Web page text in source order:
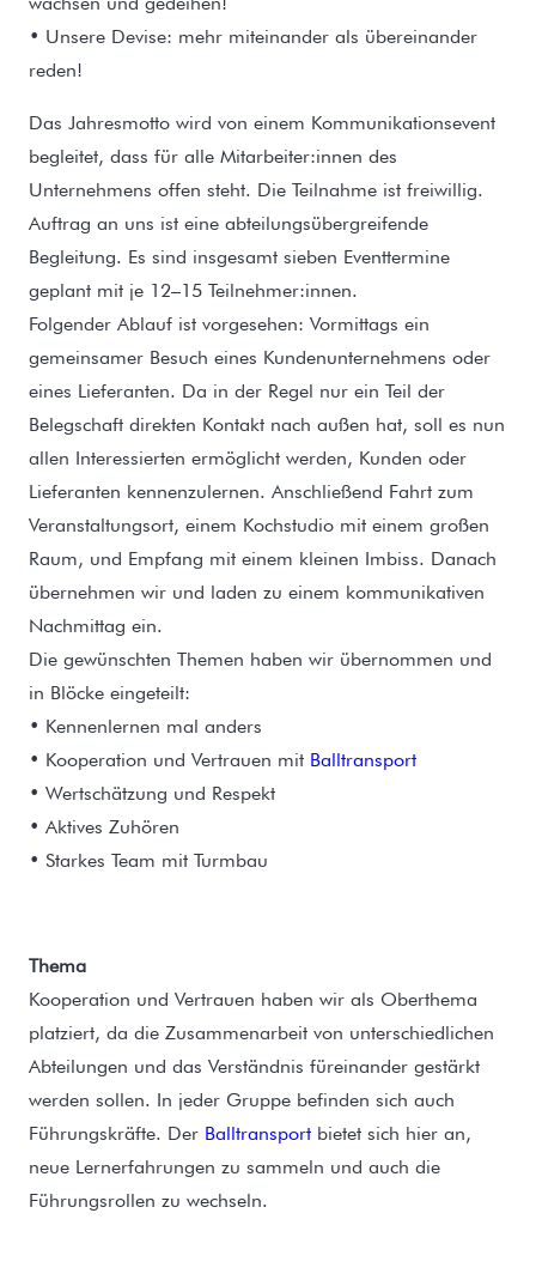
• Unsere Devise: mehr miteinander als übereinander
reden!
Das Jahresmotto wird von einem Kommunikationsevent
begleitet, dass für alle Mitarbeiter:innen des
Unternehmens offen steht. Die Teilnahme ist freiwillig.
Auftrag an uns ist eine abteilungsübergreifende
Begleitung. Es sind insgesamt sieben Eventtermine
geplant mit je 12–15 Teilnehmer:innen.
Folgender Ablauf ist vorgesehen: Vormittags ein
gemeinsamer Besuch eines Kundenunternehmens oder
eines Lieferanten. Da in der Regel nur ein Teil der
Belegschaft direkten Kontakt nach außen hat, soll es nun
allen Interessierten ermöglicht werden, Kunden oder
Lieferanten kennenzulernen. Anschließend Fahrt zum
Veranstaltungsort, einem Kochstudio mit einem großen
Raum, und Empfang mit einem kleinen Imbiss. Danach
übernehmen wir und laden zu einem kommunikativen
Nachmittag ein.
Die gewünschten Themen haben wir übernommen und
in Blöcke eingeteilt:
• Kennenlernen mal anders
• Kooperation und Vertrauen mit Balltransport
• Wertschätzung und Respekt
• Aktives Zuhören
• Starkes Team mit Turmbau
Thema
Kooperation und Vertrauen haben wir als Oberthema
platziert, da die Zusammenarbeit von unterschiedlichen
Abteilungen und das Verständnis füreinander gestärkt
werden sollen. In jeder Gruppe befinden sich auch
Führungskräfte. Der Balltransport bietet sich hier an,
neue Lernerfahrungen zu sammeln und auch die
Führungsrollen zu wechseln.